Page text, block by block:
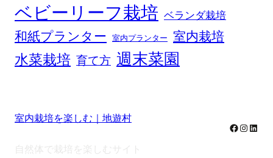
ベビーリーフ栽培 ベランダ栽培
和紙プランター 室内プランター 室内栽培
水菜栽培 育て方 週末菜園
室内栽培を楽しむ｜地遊村
自然体で栽培を楽しむサイト
Facebook